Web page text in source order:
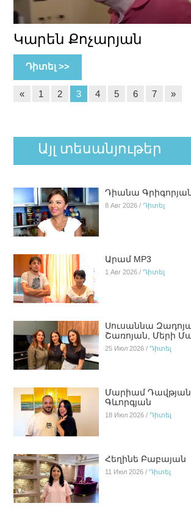
Կարեն Քոչարյան
Դիտել >>
« 1 2 3 4 5 6 7 »
Այլ տեսանյութեր
Դիանա
8 Авг 2026 /Դիտել
Արամ MP3
1 Авг 2026 /Դիտել
Սուսաննա
Շառոյան, Մերի
25 Июл 2026 /Դիտել
Մարիամ Դավթյան,
Գևորգյան
18 Июл 2026 /Դիտել
Հեղինե Բաբայան
11 Июл 2026 /Դիտել